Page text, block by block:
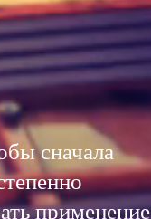
сначала
применение